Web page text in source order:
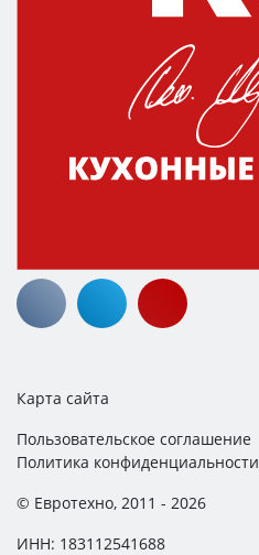
Карта сайта
Пользовательское соглашение
Политика конфиденциальности
© Евротехно, 2011 - 2026
ИНН: 183112541688